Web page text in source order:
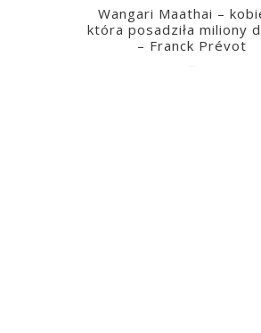
Wangari Maathai –
która posadziła miliony
– Franck Prévot